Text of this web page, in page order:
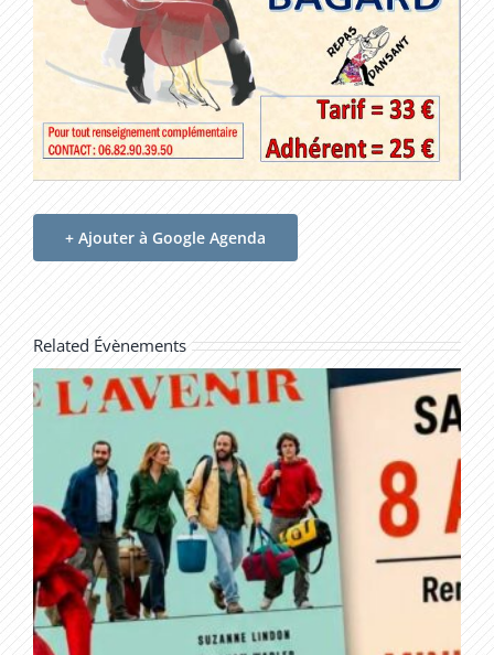
+ Ajouter à Google Agenda
Related Évènements